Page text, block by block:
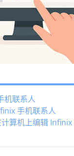
机联系人
手机联系人
算机上编辑 Infinix